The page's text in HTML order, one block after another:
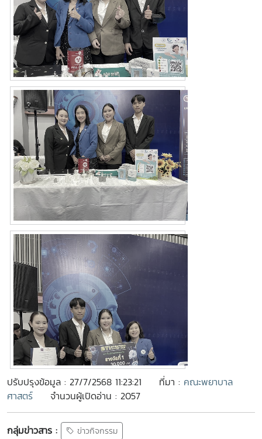
ปรับปรุงข้อมูล : 27/7/2568 11:23:21 ที่มา : คณะพยาบาล
ศาสตร์
จำนวนผู้เปิดอ่าน : 2057
กลุ่มข่าวสาร : ข่าวกิจกรรม